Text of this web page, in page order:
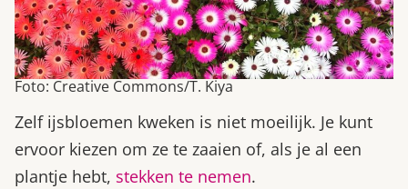
Foto: Creative Commons/T. Kiya
Zelf ijsbloemen kweken is niet moeilijk. Je kunt
ervoor kiezen om ze te zaaien of, als je al een
plantje hebt, stekken te nemen.